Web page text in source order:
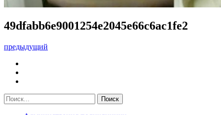
49dfabb6e9001254e2045e66c6ac1fe2
предыдущий